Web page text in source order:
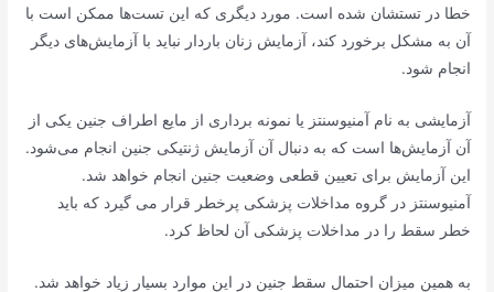
خطا در تستشان شده است. مورد دیگری که این تست‌ها ممکن است با
آن به مشکل برخورد کند، آزمایش زنان باردار نباید با آزمایش‌های دیگر
انجام شود.
آزمایشی به نام آمنیوسنتز یا نمونه برداری از مایع اطراف جنین یکی از
آن آزمایش‌ها است که به دنبال آن آزمایش ژنتیکی جنین انجام می‌شود.
این آزمایش برای تعیین قطعی وضعیت جنین انجام خواهد شد.
آمنیوسنتز در گروه مداخلات پزشکی پرخطر قرار می گیرد که باید
خطر سقط را در مداخلات پزشکی آن لحاظ کرد.
به همین میزان احتمال سقط جنین در این موارد بسیار زیاد خواهد شد.